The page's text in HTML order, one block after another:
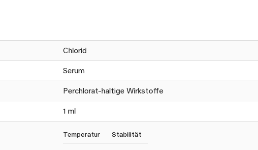
Chlorid
Serum
Perchlorat-haltige Wirkstoffe
1 ml
Temperatur Stabilität